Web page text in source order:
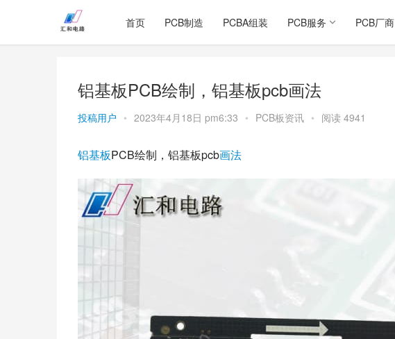
首页 PCB制造 PCBA组装 PCB服务 PCB厂商
铝基板PCB绘制，铝基板pcb画法
投稿用户 • 2023年4月18日 pm6:33 • PCB板资讯 • 阅读 4941
铝基板PCB绘制，铝基板pcb画法